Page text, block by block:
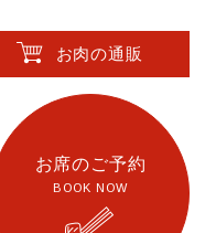
お肉の通販
お席のご予約
BOOK NOW